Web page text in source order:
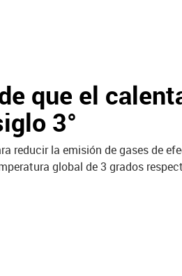
que el
3°
reducir la emisión de gases de
global de 3 grados